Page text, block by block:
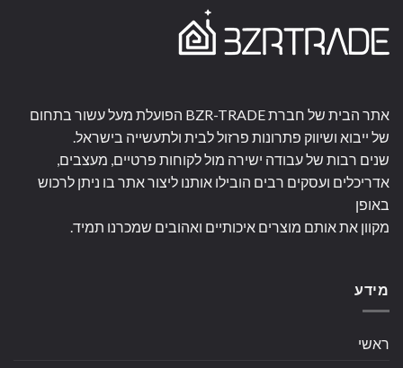
אתר הבית של חברת BZR-TRADE הפועלת מעל עשור בתחום
של ייבוא ושיווק פתרונות פרזול לבית ולתעשייה בישראל.
שנים רבות של עבודה ישירה מול לקוחות פרטיים, מעצבים,
אדריכלים ועסקים רבים הובילו אותנו ליצור אתר בו ניתן לרכוש
באופן
מקוון את אותם מוצרים איכותיים ואהובים שמכרנו תמיד.
מידע
ראשי